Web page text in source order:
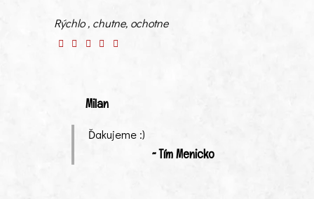
Rýchlo , chutne, ochotne
Milan
Ďakujeme :)
~ Tím Menicko